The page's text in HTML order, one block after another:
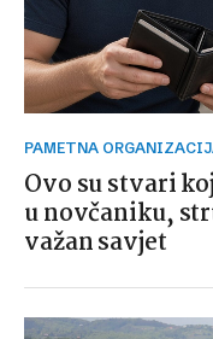
PAMETNA
Ovo su stvari
u novčaniku,
važan savjet